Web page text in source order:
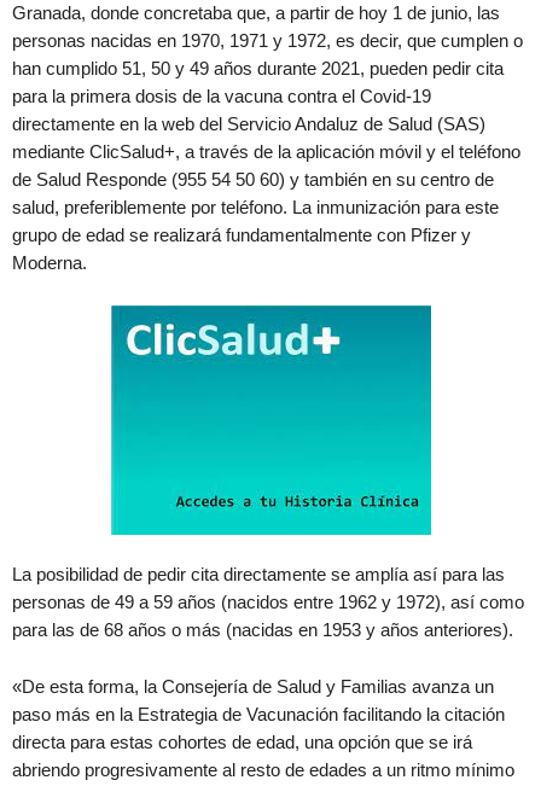
Granada, donde concretaba que, a partir de hoy 1 de junio, las
personas nacidas en 1970, 1971 y 1972, es decir, que cumplen o
han cumplido 51, 50 y 49 años durante 2021, pueden pedir cita
para la primera dosis de la vacuna contra el Covid-19
directamente en la web del Servicio Andaluz de Salud (SAS)
mediante ClicSalud+, a través de la aplicación móvil y el teléfono
de Salud Responde (955 54 50 60) y también en su centro de
salud, preferiblemente por teléfono. La inmunización para este
grupo de edad se realizará fundamentalmente con Pfizer y
Moderna.
La posibilidad de pedir cita directamente se amplía así para las
personas de 49 a 59 años (nacidos entre 1962 y 1972), así como
para las de 68 años o más (nacidas en 1953 y años anteriores).
«De esta forma, la Consejería de Salud y Familias avanza un
paso más en la Estrategia de Vacunación facilitando la citación
directa para estas cohortes de edad, una opción que se irá
abriendo progresivamente al resto de edades a un ritmo mínimo